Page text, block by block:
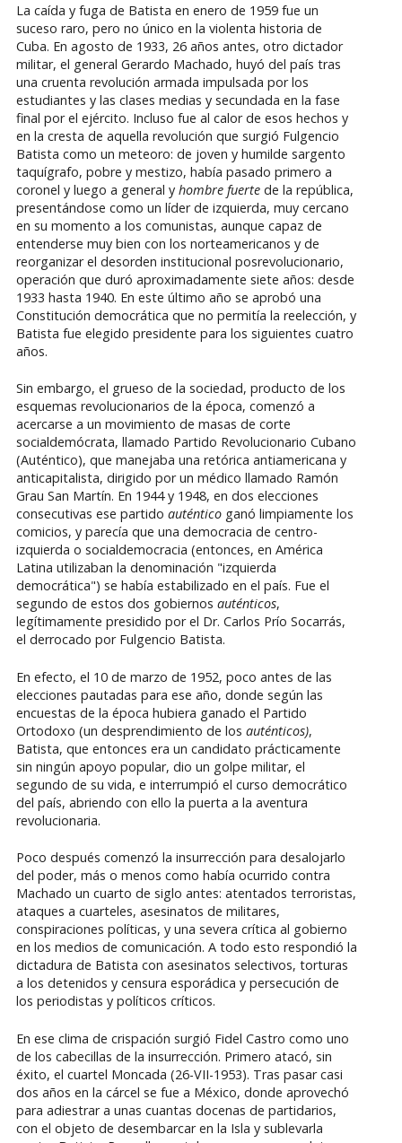
La caída y fuga de Batista en enero de 1959 fue un
suceso raro, pero no único en la violenta historia de
Cuba. En agosto de 1933, 26 años antes, otro dictador
militar, el general Gerardo Machado, huyó del país tras
una cruenta revolución armada impulsada por los
estudiantes y las clases medias y secundada en la fase
final por el ejército. Incluso fue al calor de esos hechos y
en la cresta de aquella revolución que surgió Fulgencio
Batista como un meteoro: de joven y humilde sargento
taquígrafo, pobre y mestizo, había pasado primero a
coronel y luego a general y hombre fuertede la república,
presentándose como un líder de izquierda, muy cercano
en su momento a los comunistas, aunque capaz de
entenderse muy bien con los norteamericanos y de
reorganizar el desorden institucional posrevolucionario,
operación que duró aproximadamente siete años: desde
1933 hasta 1940. En este último año se aprobó una
Constitución democrática que no permitía la reelección, y
Batista fue elegido presidente para los siguientes cuatro
años.
Sin embargo, el grueso de la sociedad, producto de los
esquemas revolucionarios de la época, comenzó a
acercarse a un movimiento de masas de corte
socialdemócrata, llamado Partido Revolucionario Cubano
(Auténtico), que manejaba una retórica antiamericana y
anticapitalista, dirigido por un médico llamado Ramón
Grau San Martín. En 1944 y 1948, en dos elecciones
consecutivas ese partido auténticoganó limpiamente los
comicios, y parecía que una democracia de centro-
izquierda o socialdemocracia (entonces, en América
Latina utilizaban la denominación "izquierda
democrática") se había estabilizado en el país. Fue el
segundo de estos dos gobiernos auténticos,
legítimamente presidido por el Dr. Carlos Prío Socarrás,
el derrocado por Fulgencio Batista.
En efecto, el 10 de marzo de 1952, poco antes de las
elecciones pautadas para ese año, donde según las
encuestas de la época hubiera ganado el Partido
Ortodoxo (un desprendimiento de los auténticos),
Batista, que entonces era un candidato prácticamente
sin ningún apoyo popular, dio un golpe militar, el
segundo de su vida, e interrumpió el curso democrático
del país, abriendo con ello la puerta a la aventura
revolucionaria.
Poco después comenzó la insurrección para desalojarlo
del poder, más o menos como había ocurrido contra
Machado un cuarto de siglo antes: atentados terroristas,
ataques a cuarteles, asesinatos de militares,
conspiraciones políticas, y una severa crítica al gobierno
en los medios de comunicación. A todo esto respondió la
dictadura de Batista con asesinatos selectivos, torturas
a los detenidos y censura esporádica y persecución de
los periodistas y políticos críticos.
En ese clima de crispación surgió Fidel Castro como uno
de los cabecillas de la insurrección. Primero atacó, sin
éxito, el cuartel Moncada (26-VII-1953). Tras pasar casi
dos años en la cárcel se fue a México, donde aprovechó
para adiestrar a unas cuantas docenas de partidarios,
con el objeto de desembarcar en la Isla y sublevarla